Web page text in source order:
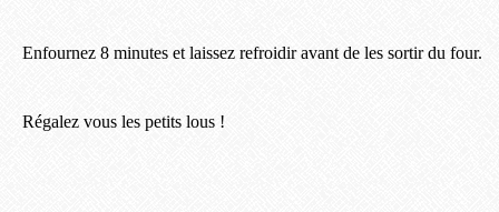
Enfournez 8 minutes et laissez refroidir avant de les sortir du four.
Régalez vous les petits lous !